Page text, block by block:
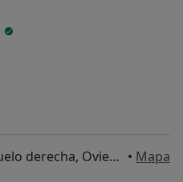
Campoamor, 15, entresuelo derecha, Oviedo • Mapa